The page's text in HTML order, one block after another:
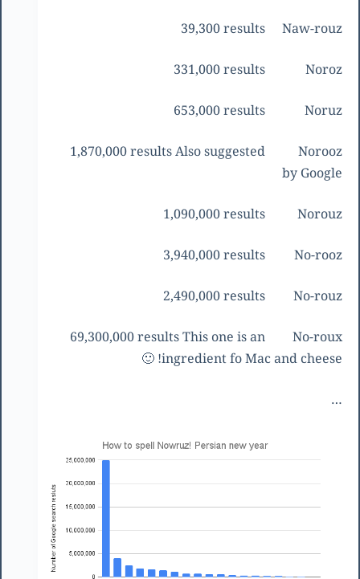
Naw-rouz
39,300 results
Noroz
331,000 results
Noruz
653,000 results
Norooz
1,870,000 results Also suggested
by Google
Norouz
1,090,000 results
No-rooz
3,940,000 results
No-rouz
2,490,000 results
No-roux
69,300,000 results This one is an
ingredient fo Mac and cheese! 🙂
…